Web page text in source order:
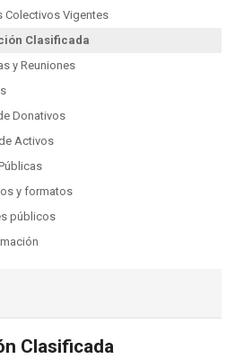
Colectivos Vigentes
Clasificada
y Reuniones
Donativos
Activos
y formatos
públicos
Clasificada